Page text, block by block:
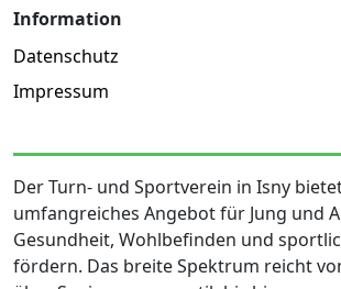
Information
Datenschutz
Impressum
Der Turn- und Sportverein in Isny
umfangreiches Angebot für Jung und
Gesundheit, Wohlbefinden und
fördern. Das breite Spektrum reicht